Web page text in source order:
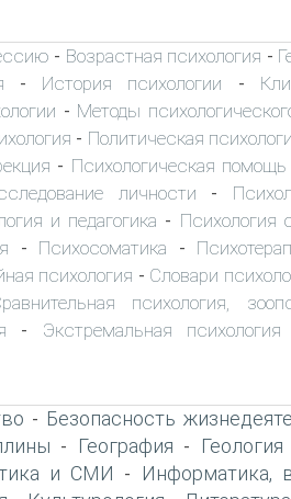
- Возрастная психология -
- История психологии -
- Методы
- Политическая
- Психологическая помощь
личности -
и педагогика - Психология
- Психосоматика -
психология - Словари
психология,
- Экстремальная психология
- Безопасность
- География - Геология
и СМИ -
Информатика,